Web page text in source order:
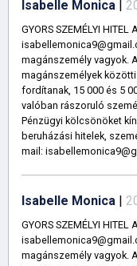
Isabelle Monica
GYORS SZEMÉLYI
magánszemély vagyok.
magánszemélyek
fordítanak, 15 000 és 5
valóban rászoruló
Pénzügyi kölcsönöket
beruházási hitelek,
mail:
Isabelle Monica |
GYORS SZEMÉLYI
magánszemély vagyok.